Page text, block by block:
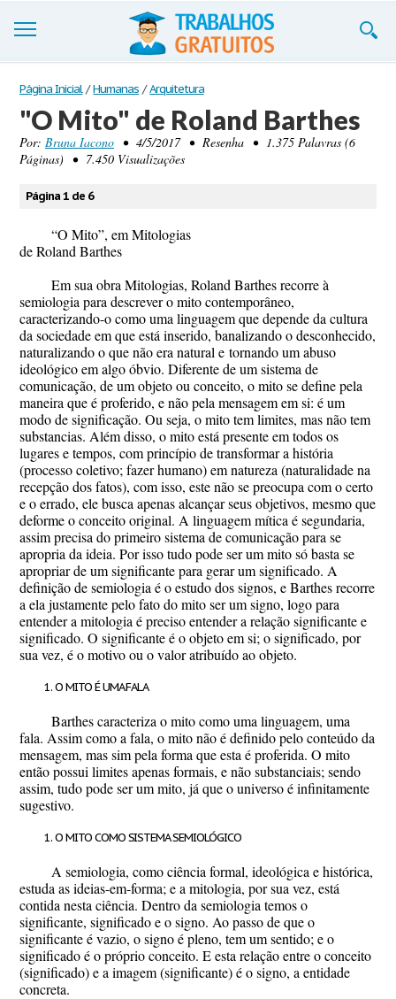
Trabalhos
Cadastre-se
Entre
Blog
Contate-nos
Página Inicial / Humanas / Arquitetura
"O Mito" de Roland Barthes
Por: Bruna Iacono • 4/5/2017 • Resenha • 1.375 Palavras (6
Páginas) • 7.450 Visualizações
Página 1 de 6
“O Mito”, em Mitologias
de Roland Barthes
Em sua obra Mitologias, Roland Barthes recorre à
semiologia para descrever o mito contemporâneo,
caracterizando-o como uma linguagem que depende da cultura
da sociedade em que está inserido, banalizando o desconhecido,
naturalizando o que não era natural e tornando um abuso
ideológico em algo óbvio. Diferente de um sistema de
comunicação, de um objeto ou conceito, o mito se define pela
maneira que é proferido, e não pela mensagem em si: é um
modo de significação. Ou seja, o mito tem limites, mas não tem
substancias. Além disso, o mito está presente em todos os
lugares e tempos, com princípio de transformar a história
(processo coletivo; fazer humano) em natureza (naturalidade na
recepção dos fatos), com isso, este não se preocupa com o certo
e o errado, ele busca apenas alcançar seus objetivos, mesmo que
deforme o conceito original. A linguagem mítica é segundaria,
assim precisa do primeiro sistema de comunicação para se
apropria da ideia. Por isso tudo pode ser um mito só basta se
apropriar de um significante para gerar um significado. A
definição de semiologia é o estudo dos signos, e Barthes recorre
a ela justamente pelo fato do mito ser um signo, logo para
entender a mitologia é preciso entender a relação significante e
significado. O significante é o objeto em si; o significado, por
sua vez, é o motivo ou o valor atribuído ao objeto.
O MITO É UMA FALA
Barthes caracteriza o mito como uma linguagem, uma
fala. Assim como a fala, o mito não é definido pelo conteúdo da
mensagem, mas sim pela forma que esta é proferida. O mito
então possui limites apenas formais, e não substanciais; sendo
assim, tudo pode ser um mito, já que o universo é infinitamente
sugestivo.
O MITO COMO SISTEMA SEMIOLÓGICO
A semiologia, como ciência formal, ideológica e histórica,
estuda as ideias-em-forma; e a mitologia, por sua vez, está
contida nesta ciência. Dentro da semiologia temos o
significante, significado e o signo. Ao passo de que o
significante é vazio, o signo é pleno, tem um sentido; e o
significado é o próprio conceito. E esta relação entre o conceito
(significado) e a imagem (significante) é o signo, a entidade
concreta.